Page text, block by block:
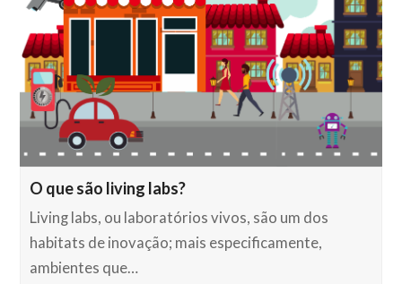
O que são living labs?
Living labs, ou laboratórios vivos, são um dos
habitats de inovação; mais especificamente,
ambientes que…